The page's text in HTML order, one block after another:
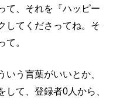
て、それを『ハッピー
してくださってね。そ
。
う言葉がいいとか、
て、登録者0人から、